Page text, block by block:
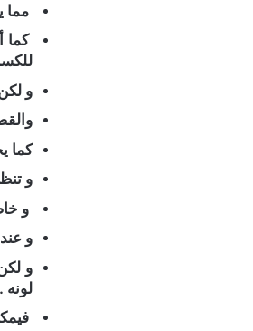
مما
كما
و
كما
و
و
و
و
لونه .